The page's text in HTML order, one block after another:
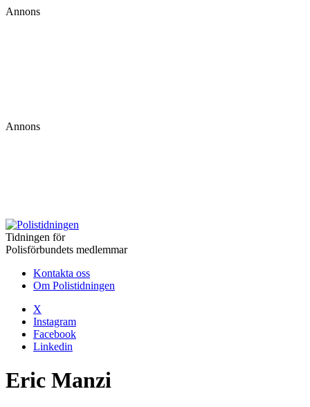
Annons
Annons
Tidningen för
Polisförbundets medlemmar
Kontakta oss
Om Polistidningen
X
Instagram
Facebook
Linkedin
Eric Manzi